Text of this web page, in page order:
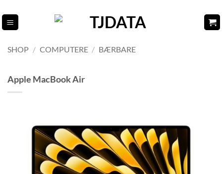
til
indhold
SHOP / COMPUTERE / BÆRBARE
Apple MacBook Air